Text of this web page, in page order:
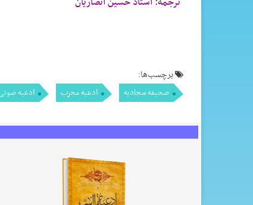
برچسب‌ها:
صحیفه سجادیه ادعیه مجرب ادعیه